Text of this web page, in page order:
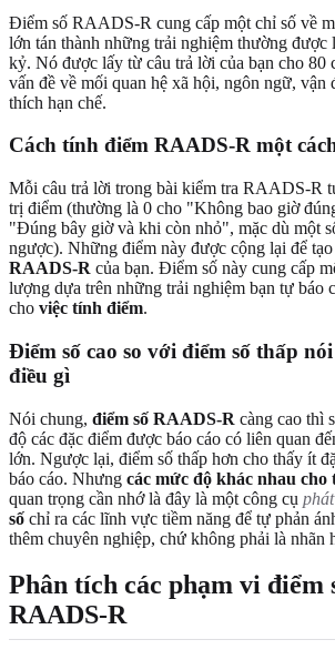
Điểm số RAADS-R cung cấp một chỉ số về
lớn tán thành những trải nghiệm thường
kỷ. Nó được lấy từ câu trả lời của bạn cho 80
vấn đề về mối quan hệ xã hội, ngôn ngữ, vận
thích hạn chế.
Cách tính điểm RAADS-R một
Mỗi câu trả lời trong bài kiểm tra RAADS-R
trị điểm (thường là 0 cho "Không bao giờ
"Đúng bây giờ và khi còn nhỏ", mặc dù một
ngược). Những điểm này được cộng lại để
RAADS-R của bạn. Điểm số này cung cấp
lượng dựa trên những trải nghiệm bạn tự báo
cho việc tính điểm.
Điểm số cao so với điểm số thấp
điều gì
Nói chung, điểm số RAADS-R càng cao thì
độ các đặc điểm được báo cáo có liên quan
lớn. Ngược lại, điểm số thấp hơn cho thấy ít
báo cáo. Nhưng các mức độ khác nhau cho
quan trọng cần nhớ là đây là một công cụ
số chỉ ra các lĩnh vực tiềm năng để tự phản
thêm chuyên nghiệp, chứ không phải là nhãn
Phân tích các phạm vi điểm
RAADS-R